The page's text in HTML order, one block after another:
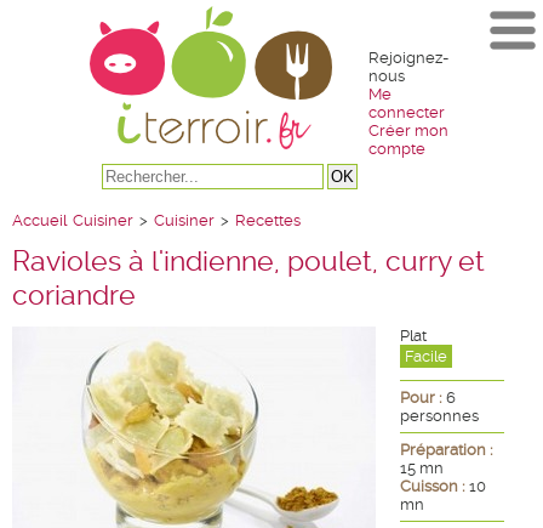
Rejoignez-
nous
Me
connecter
Créer mon
compte
Accueil Cuisiner > Cuisiner > Recettes
Ravioles à l'indienne, poulet, curry et
coriandre
Plat
Facile
Pour : 6
personnes
Préparation :
15 mn
Cuisson : 10
mn